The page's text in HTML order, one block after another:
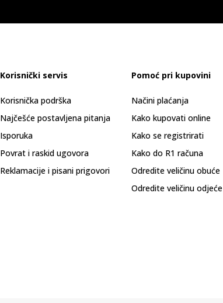
Korisnički servis
Korisnička podrška
Najčešće postavljena pitanja
Isporuka
Povrat i raskid ugovora
Reklamacije i pisani prigovori
Pomoć pri kupovini
Načini plaćanja
Kako kupovati online
Kako se registrirati
Kako do R1 računa
Odredite veličinu obuće
Odredite veličinu odjeće